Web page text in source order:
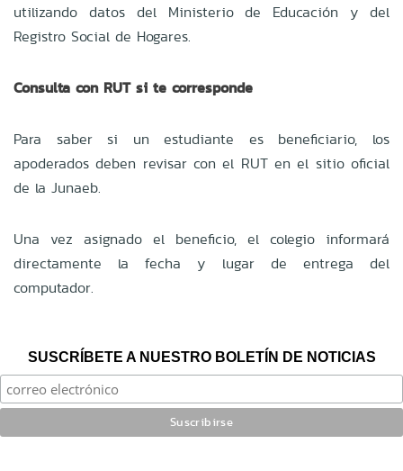
utilizando datos del Ministerio de Educación y del
Registro Social de Hogares.
Consulta con RUT si te corresponde
Para saber si un estudiante es beneficiario, los
apoderados deben revisar con el RUT en el sitio oficial
de la Junaeb.
Una vez asignado el beneficio, el colegio informará
directamente la fecha y lugar de entrega del
computador.
SUSCRÍBETE A NUESTRO BOLETÍN DE NOTICIAS